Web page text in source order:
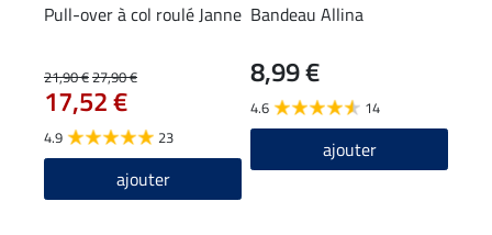
Pull-over à col roulé Janne
21,90 €27,90 €
17,52 €
4.9 23
ajouter
Bandeau Allina
8,99 €
4.6 14
ajouter